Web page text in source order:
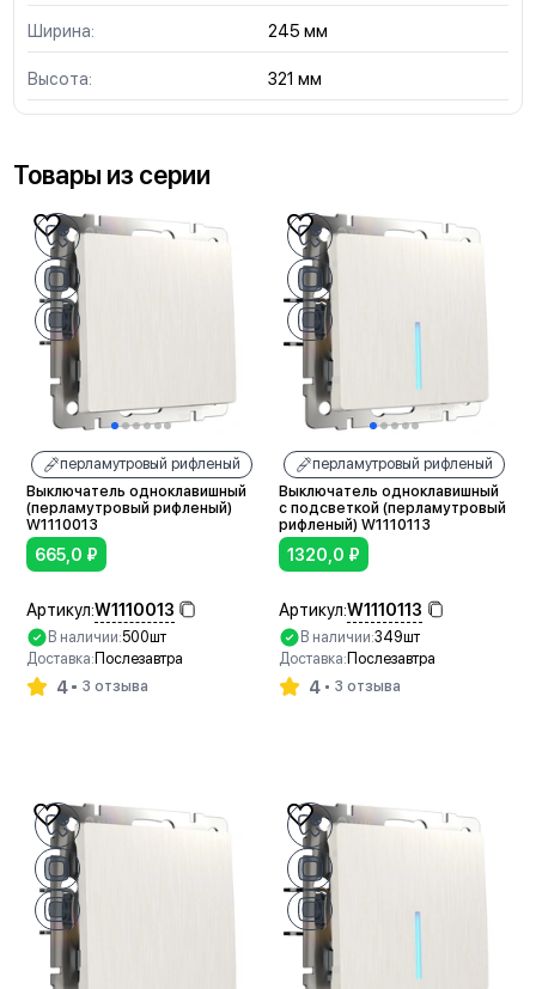
Ширина: 245 мм
Высота: 321 мм
Товары из серии
перламутровый рифленый
Выключатель одноклавишный
(перламутровый рифленый)
W1110013
665,0 ₽
Артикул:W1110013
В наличии:500шт
Доставка: Послезавтра
4 3 отзыва
перламутровый рифленый
Выключатель одноклавишный
с подсветкой (перламутровый
рифленый) W1110113
1320,0 ₽
Артикул:W1110113
В наличии:349шт
Доставка: Послезавтра
4 3 отзыва